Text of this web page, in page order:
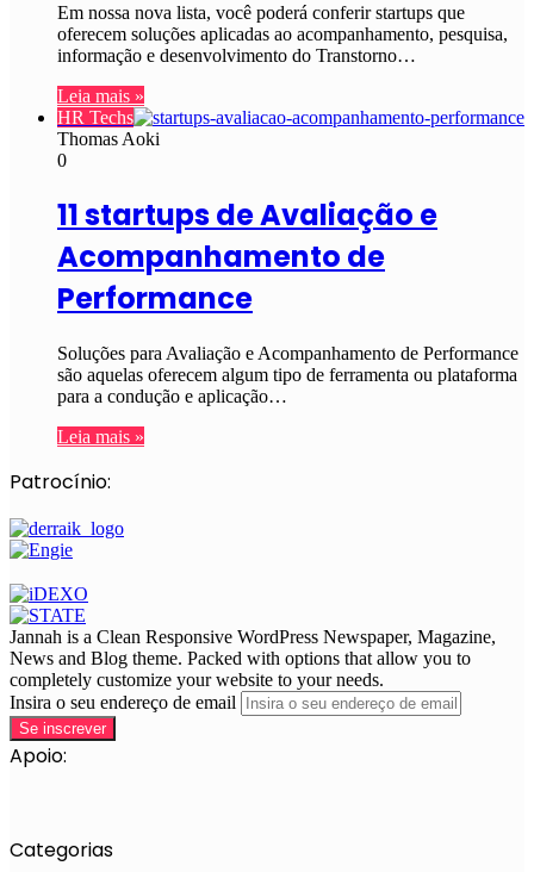
Em nossa nova lista, você poderá conferir startups que
oferecem soluções aplicadas ao acompanhamento, pesquisa,
informação e desenvolvimento do Transtorno…
Leia mais »
HR Techs
Thomas Aoki
0
11 startups de Avaliação e
Acompanhamento de
Performance
Soluções para Avaliação e Acompanhamento de Performance
são aquelas oferecem algum tipo de ferramenta ou plataforma
para a condução e aplicação…
Leia mais »
Patrocínio:
Jannah is a Clean Responsive WordPress Newspaper, Magazine,
News and Blog theme. Packed with options that allow you to
completely customize your website to your needs.
Insira o seu endereço de email
Apoio:
Categorias